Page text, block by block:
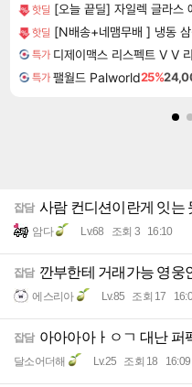
핫딜 [오늘 끝딜] 자일렉 글라스
핫딜 [N배송+네맴무배 ] 냉동 삼
특가
특가 팰월드 Palworld25%
잡담 사람 컨디션이란게 잇는
암다 Lv.68 조회 3 16:10
잡담 깐부한테 거래가능 영웅
에스리아 Lv.85 조회 17
잡담 아아아아ㅏㅇㄱ 대난 퍼
달소어더해 Lv.25 조회 18 16:09